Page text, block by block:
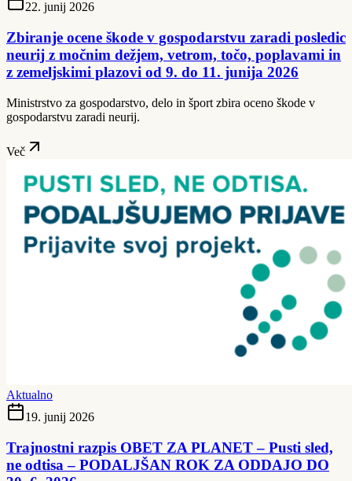
22. junij 2026
Zbiranje ocene škode v gospodarstvu zaradi posledic
neurij z močnim dežjem, vetrom, točo, poplavami in
z zemeljskimi plazovi od 9. do 11. junija 2026
Ministrstvo za gospodarstvo, delo in šport zbira oceno škode v
gospodarstvu zaradi neurij.
Več
Aktualno
19. junij 2026
Trajnostni razpis OBET ZA PLANET – Pusti sled,
ne odtisa – PODALJŠAN ROK ZA ODDAJO DO